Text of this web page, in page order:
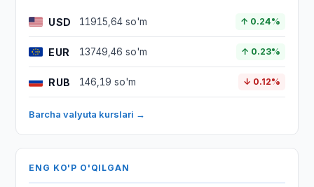
USD 11915,64 so'm ↑ 0.24%
EUR 13749,46 so'm ↑ 0.23%
RUB 146,19 so'm ↓ 0.12%
Barcha valyuta kurslari →
ENG KO'P O'QILGAN